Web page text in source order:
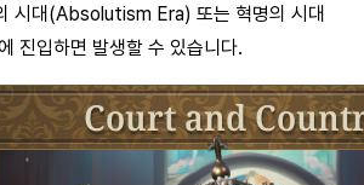
시대(Absolutism Era) 또는 혁명의 시대
입하면 발생할 수 있습니다.